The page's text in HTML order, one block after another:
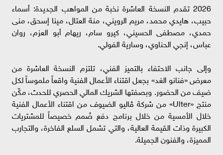
2026 تقدم النسخة العاشرة نخبة من المواهب الجديدة: أسماء
حبيب، هايدي محمد، مريم الرويني، منة العتال، مينا إسحق، منى
حمدي، مصطفى الحسيني، كيرو سام، ريهام أبو العزم، روان
عباس، إنجي الحناوي، وسارية الفولي.
وإلى جانب الاحتفاء بالتميز الفني، تلتزم النسخة العاشرة من
معرض «فنانو الغد» بجعل اقتناء الأعمال الفنية واقعاً ملموساً لكل
ضيف من الحضور. وبصفتها الشريك المالي الحصري للحدث، مكّن
منتج «Ulter» من شركة ڤاليو الضيوف من اقتناء الأعمال الفنية
خلال الأمسية من خلال برنامج دفع صُمم خصيصاً للمشتريات
الكبيرة وذات القيمة العالية، والتي تشمل السلع الفاخرة، والتجارب
المميزة، والفنون الجميلة.